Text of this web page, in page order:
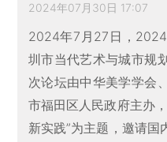
2024年07月30日 17:07
2024年7月27日，
圳市当代艺术与城市规
次论坛由中华美学学会
市福田区人民政府主办
新实践”为主题，邀请国